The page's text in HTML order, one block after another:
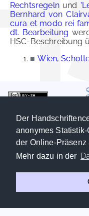
Der
anonymes
der Online-Präsenz
Mehr dazu in der
Rechtsregelnund
Bernhard von
cura et modo rei
dt. Bearbeitung
HSC-Beschreibung
■ Wien,